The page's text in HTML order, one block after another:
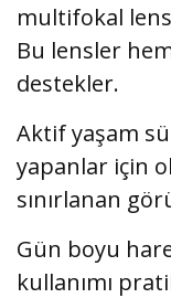
multifokal
Bu lensler
destekler.
Aktif yaşam
yapanlar için
sınırlanan
Gün boyu
kullanımı